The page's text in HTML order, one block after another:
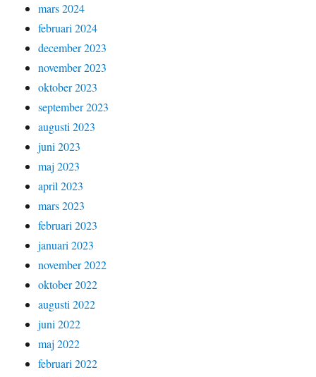
mars 2024
februari 2024
december 2023
november 2023
oktober 2023
september 2023
augusti 2023
juni 2023
maj 2023
april 2023
mars 2023
februari 2023
januari 2023
november 2022
oktober 2022
augusti 2022
juni 2022
maj 2022
februari 2022